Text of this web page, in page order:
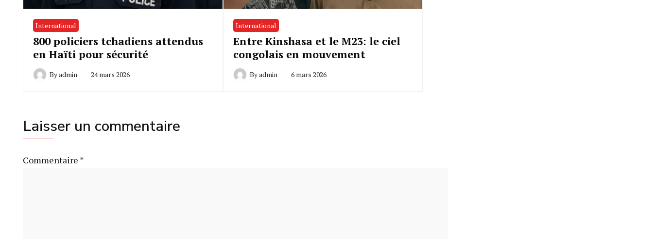
International
800 policiers tchadiens attendus
en Haïti pour sécurité
Byadmin 24 mars 2026
International
Entre Kinshasa et le M23: le ciel
congolais en mouvement
Byadmin 6 mars 2026
Laisser un commentaire
Commentaire *